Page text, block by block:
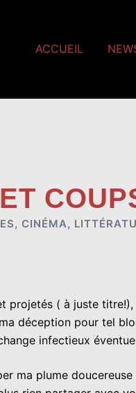
ACCUEIL
, CINÉMA,
projetés ( à juste
déception pour tel
infectieux
ma plume